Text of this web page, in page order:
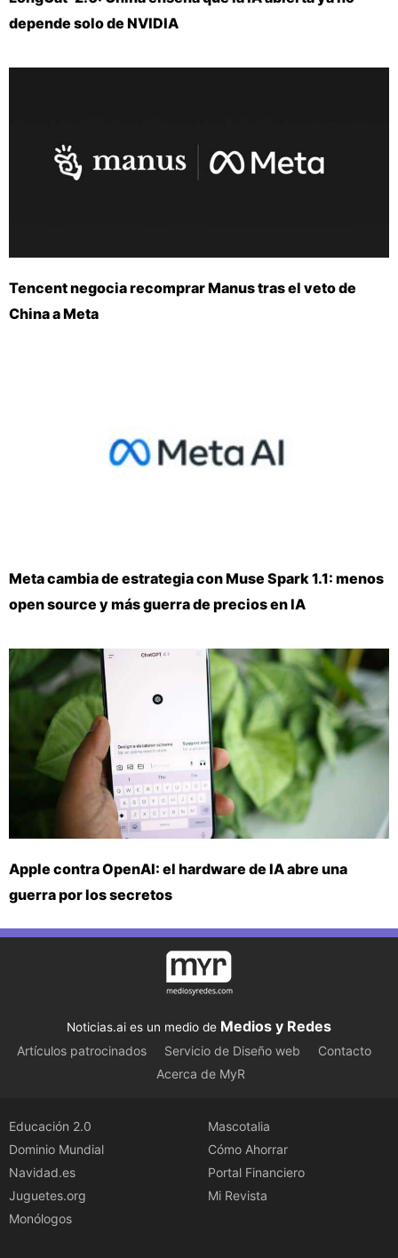
depende solo de NVIDIA
Tencent negocia recomprar Manus tras el veto de
China a Meta
Meta cambia de estrategia con Muse Spark 1.1: menos
open source y más guerra de precios en IA
Apple contra OpenAI: el hardware de IA abre una
guerra por los secretos
Noticias.ai es un medio de Medios y Redes
Artículos patrocinados Servicio de Diseño web
Contacto
Acerca de MyR
Educación 2.0
Dominio Mundial
Navidad.es
Juguetes.org
Monólogos
Mascotalia
Cómo Ahorrar
Portal Financiero
Mi Revista